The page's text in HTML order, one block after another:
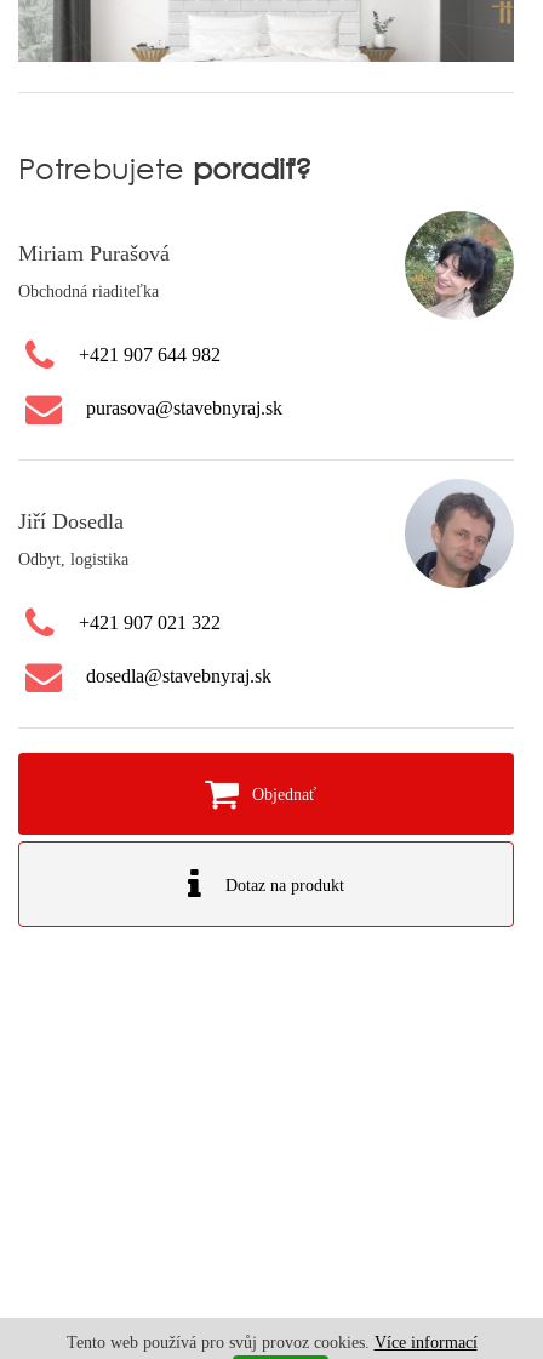
Potrebujete poradiť?
Miriam Purašová
Obchodná riaditeľka
+421 907 644 982
purasova@stavebnyraj.sk
Jiří Dosedla
Odbyt, logistika
+421 907 021 322
dosedla@stavebnyraj.sk
Objednať
Dotaz na produkt
Tento web používá pro svůj provoz cookies. Více informací